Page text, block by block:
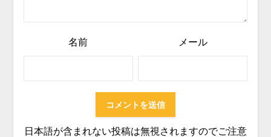
名前 メール
日本語が含まれない投稿は無視されますのでご注意